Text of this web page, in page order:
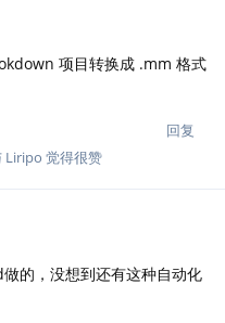
项目转换成 .mm 格式
回复
Liripo 觉得很赞
的，没想到还有这种自动化